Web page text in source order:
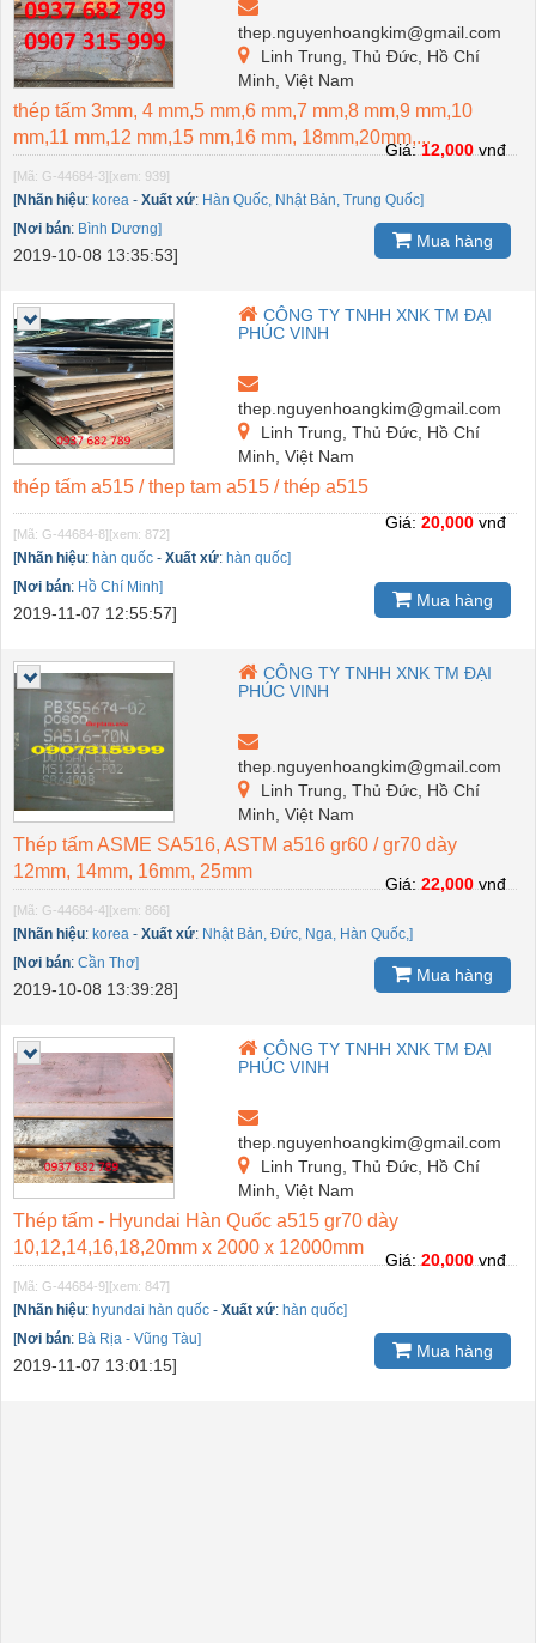
thep.nguyenhoangkim@gmail.com
Linh Trung, Thủ Đức, Hồ Chí
Minh, Việt Nam
thép tấm 3mm, 4 mm,5 mm,6 mm,7 mm,8 mm,9 mm,10
mm,11 mm,12 mm,15 mm,16 mm, 18mm,20mm,...
[Mã: G-44684-3][xem: 939]
[Nhãn hiệu: korea - Xuất xứ: Hàn Quốc, Nhật Bản, Trung Quốc]
[Nơi bán: Bình Dương]
2019-10-08 13:35:53]
Giá:12,000 vnđ
Mua hàng
CÔNG TY TNHH XNK TM ĐẠI
PHÚC VINH
thep.nguyenhoangkim@gmail.com
Linh Trung, Thủ Đức, Hồ Chí
Minh, Việt Nam
thép tấm a515 / thep tam a515 / thép a515
[Mã: G-44684-8][xem: 872]
[Nhãn hiệu: hàn quốc - Xuất xứ: hàn quốc]
[Nơi bán: Hồ Chí Minh]
2019-11-07 12:55:57]
Giá: 20,000 vnđ
Mua hàng
CÔNG TY TNHH XNK TM ĐẠI
PHÚC VINH
thep.nguyenhoangkim@gmail.com
Linh Trung, Thủ Đức, Hồ Chí
Minh, Việt Nam
Thép tấm ASME SA516, ASTM a516 gr60 / gr70 dày
12mm, 14mm, 16mm, 25mm
[Mã: G-44684-4][xem: 866]
[Nhãn hiệu: korea - Xuất xứ: Nhật Bản, Đức, Nga, Hàn Quốc,]
[Nơi bán: Cần Thơ]
2019-10-08 13:39:28]
Giá: 22,000 vnđ
Mua hàng
CÔNG TY TNHH XNK TM ĐẠI
PHÚC VINH
thep.nguyenhoangkim@gmail.com
Linh Trung, Thủ Đức, Hồ Chí
Minh, Việt Nam
Thép tấm - Hyundai Hàn Quốc a515 gr70 dày
10,12,14,16,18,20mm x 2000 x 12000mm
[Mã: G-44684-9][xem: 847]
[Nhãn hiệu: hyundai hàn quốc - Xuất xứ: hàn quốc]
[Nơi bán: Bà Rịa - Vũng Tàu]
2019-11-07 13:01:15]
Giá: 20,000 vnđ
Mua hàng